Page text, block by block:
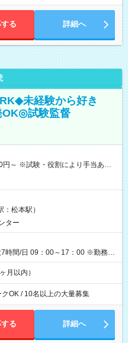
る 詳細へ
未経験から好き
OK◎試験監督
即給（前払い）オプションあ
から1週間ほどで給与の一部を受け
17:30（休憩1時間） 時給1,300円
費 ※当日の役割により時給＋100
～13:30（休憩なし） 時給1,300
収8,400円＋交通費 【試用期
松本駅）
ター
時間/日 09：00～17：00 ※勤務時
。
月以内）
OK / 10名以上の大量募集
る 詳細へ